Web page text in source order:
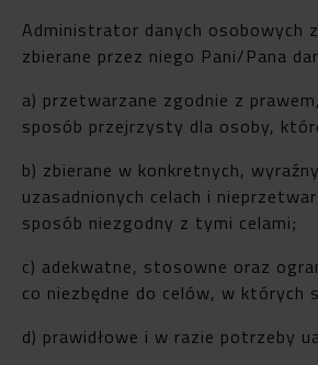
Administrator danych osobowych
zbierane przez niego Pani/Pana
a) przetwarzane zgodnie z
sposób przejrzysty dla osoby,
b) zbierane w konkretnych,
uzasadnionych celach i
sposób niezgodny z tymi celami;
c) adekwatne, stosowne oraz
co niezbędne do celów, w których
d) prawidłowe i w razie potrzeby